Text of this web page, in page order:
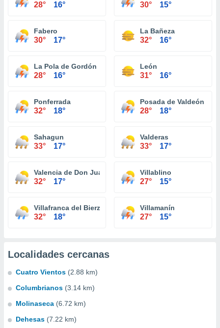
28° 16° 30° 15°
Fabero
30° 17°
La Bañeza
32° 16°
La Pola de Gordón
28° 16°
León
31° 16°
Ponferrada
32° 18°
Posada de Valdeón
28° 18°
Sahagun
33° 17°
Valderas
33° 17°
Valencia de Don Juan
32° 17°
Villablino
27° 15°
Villafranca del Bierzo
32° 18°
Villamanín
27° 15°
Localidades cercanas
Cuatro Vientos (2.88 km)
Columbrianos (3.14 km)
Molinaseca (6.72 km)
Dehesas (7.22 km)